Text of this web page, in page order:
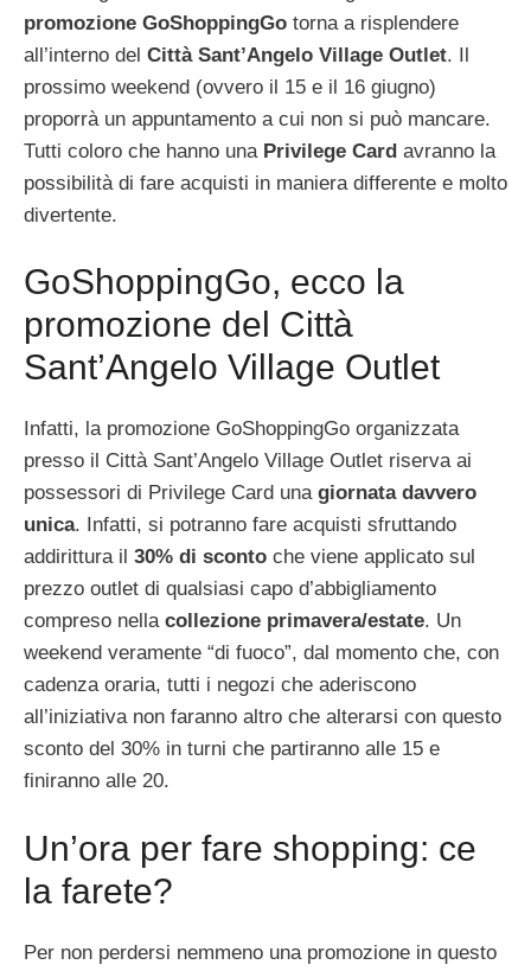
promozione GoShoppingGo torna a risplendere
all’interno del Città Sant’Angelo Village Outlet. Il
prossimo weekend (ovvero il 15 e il 16 giugno)
proporrà un appuntamento a cui non si può mancare.
Tutti coloro che hanno una Privilege Card avranno la
possibilità di fare acquisti in maniera differente e molto
divertente.
GoShoppingGo, ecco la
promozione del Città
Sant’Angelo Village Outlet
Infatti, la promozione GoShoppingGo organizzata
presso il Città Sant’Angelo Village Outlet riserva ai
possessori di Privilege Card una giornata davvero
unica. Infatti, si potranno fare acquisti sfruttando
addirittura il 30% di sconto che viene applicato sul
prezzo outlet di qualsiasi capo d’abbigliamento
compreso nella collezione primavera/estate. Un
weekend veramente “di fuoco”, dal momento che, con
cadenza oraria, tutti i negozi che aderiscono
all’iniziativa non faranno altro che alterarsi con questo
sconto del 30% in turni che partiranno alle 15 e
finiranno alle 20.
Un’ora per fare shopping: ce
la farete?
Per non perdersi nemmeno una promozione in questo